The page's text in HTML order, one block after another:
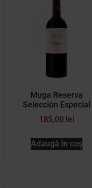
Muga Reserva
Selección Especial
185,00 lei
Adaugă în coș